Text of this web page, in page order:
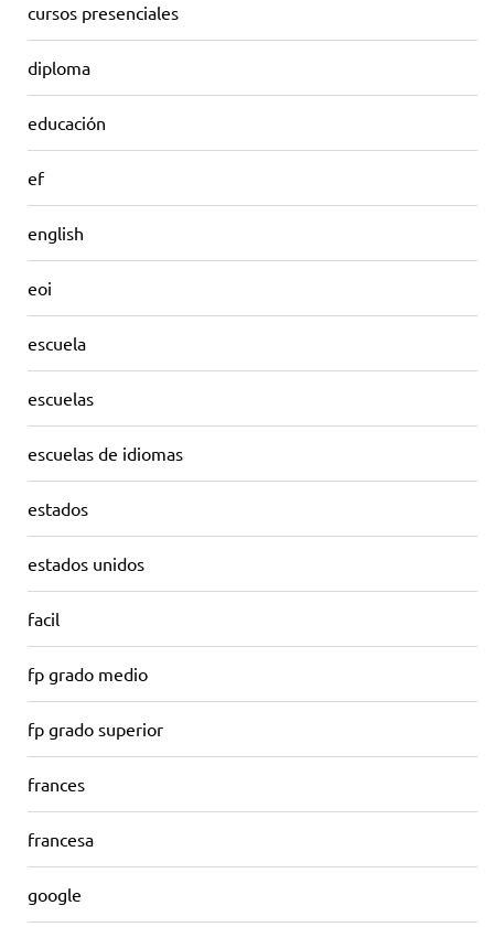
cursos presenciales
diploma
educación
ef
english
eoi
escuela
escuelas
escuelas de idiomas
estados
estados unidos
facil
fp grado medio
fp grado superior
frances
francesa
google